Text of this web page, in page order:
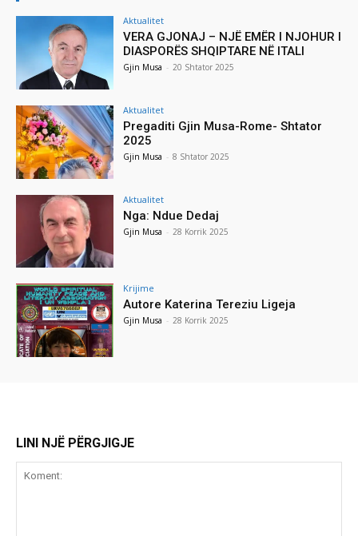
Aktualitet
VERA GJONAJ – NJË EMËR I NJOHUR I
DIASPORËS SHQIPTARE NË ITALI
Gjin Musa - 20 Shtator 2025
Aktualitet
Pregaditi Gjin Musa-Rome- Shtator
2025
Gjin Musa - 8 Shtator 2025
Aktualitet
Nga: Ndue Dedaj
Gjin Musa - 28 Korrik 2025
Krijime
Autore Katerina Tereziu Ligeja
Gjin Musa - 28 Korrik 2025
LINI NJË PËRGJIGJE